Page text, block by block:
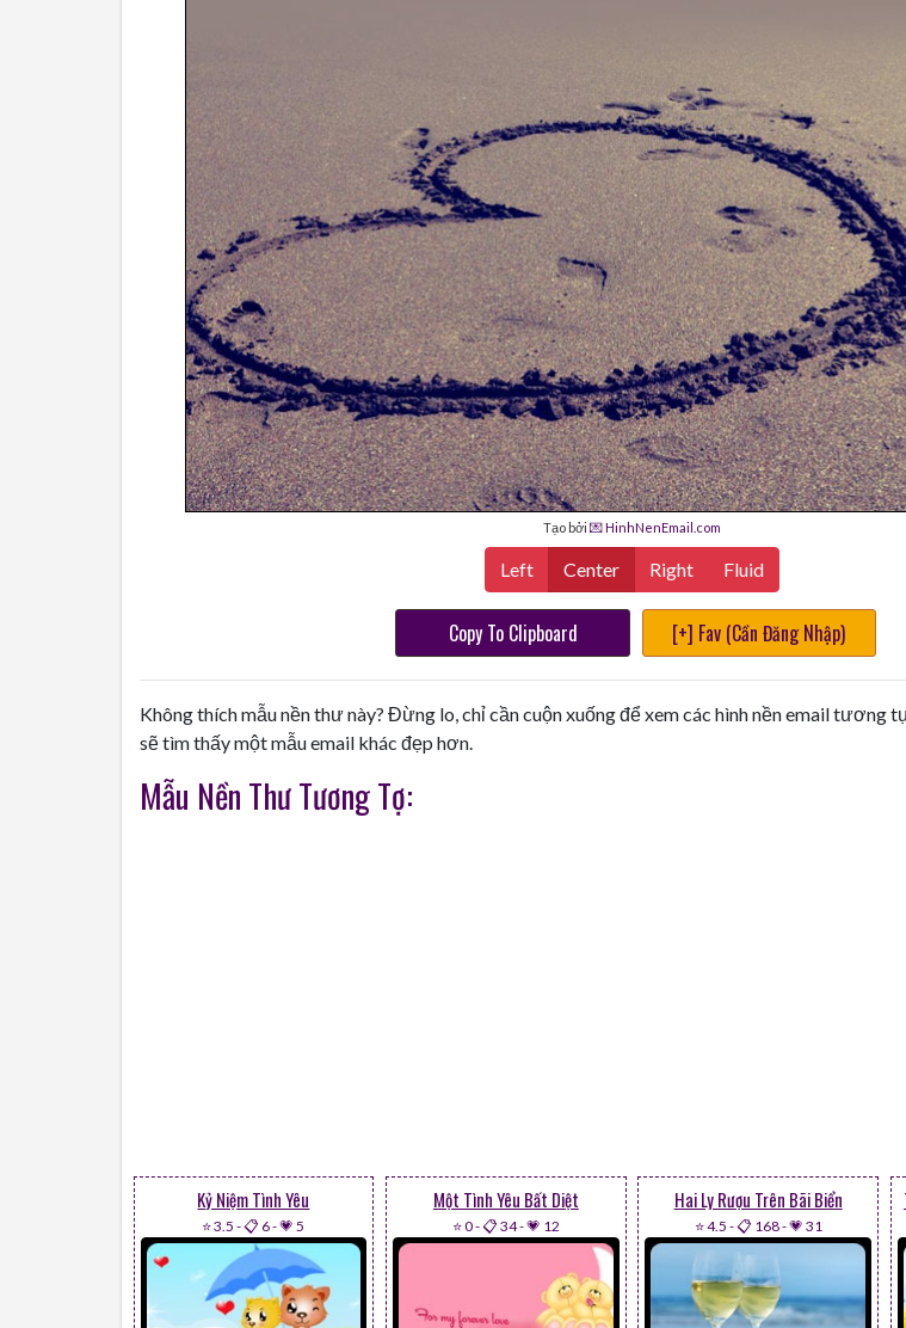
Tạo bởi 💌 HinhNenEmail.com
Left Center Right Fluid
Copy To Clipboard [+] Fav (Cần Đăng Nhập)
Không thích mẫu nền thư này? Đừng lo, chỉ cần cuộn xuống để xem các hình nền email tương
sẽ tìm thấy một mẫu email khác đẹp hơn.
Mẫu Nền Thư Tương Tợ:
Kỷ Niệm Tình Yêu
⭐ 3.5 -📋 6-💗 5
Một Tình Yêu Bất Diệt
⭐ 0-📋 34-💗 12
Hai Ly Rượu Trên Bãi Biển
⭐ 4.5 -📋 168-💗 31